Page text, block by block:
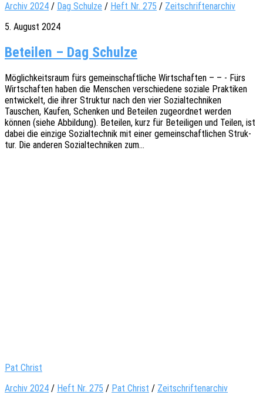
Archiv 2024 / Dag Schulze / Heft Nr. 275 / Zeitschriftenarchiv
5. August 2024
Beteilen – Dag Schulze
Möglich­keits­raum fürs gemein­schaft­li­che Wirt­schaf­ten – – - Fürs
Wirt­schaf­ten haben die Menschen verschie­de­ne sozia­le Prak­ti­ken
entwi­ckelt, die ihrer Struk­tur nach den vier Sozi­al­tech­ni­ken
Tauschen, Kaufen, Schen­ken und Betei­len zuge­ord­net werden
können (siehe Abbil­dung). Betei­len, kurz für Betei­li­gen und Teilen, ist
dabei die einzi­ge Sozi­al­tech­nik mit einer gemein­schaft­li­chen Struk­
tur. Die ande­ren Sozi­al­tech­ni­ken zum…
Pat Christ
Archiv 2024 / Heft Nr. 275 / Pat Christ / Zeitschriftenarchiv